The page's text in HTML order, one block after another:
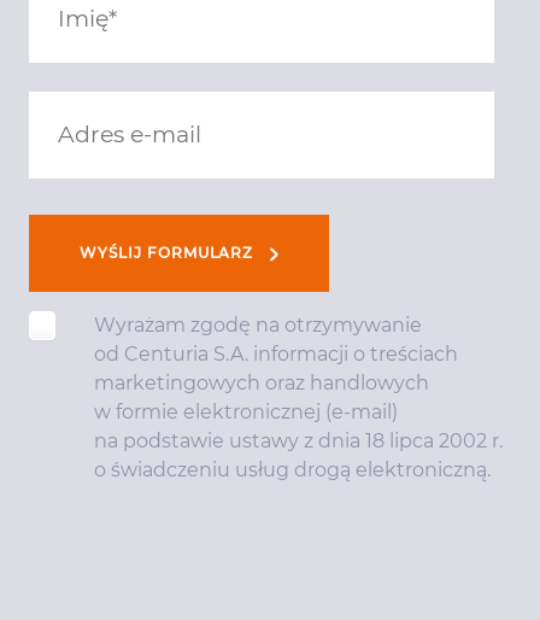
WYŚLIJ FORMULARZ
Wyrażam zgodę na otrzymywanie
od Centuria S.A. informacji o treściach
marketingowych oraz handlowych
w formie elektronicznej (e-mail)
na podstawie ustawy z dnia 18 lipca 2002 r.
o świadczeniu usług drogą elektroniczną.